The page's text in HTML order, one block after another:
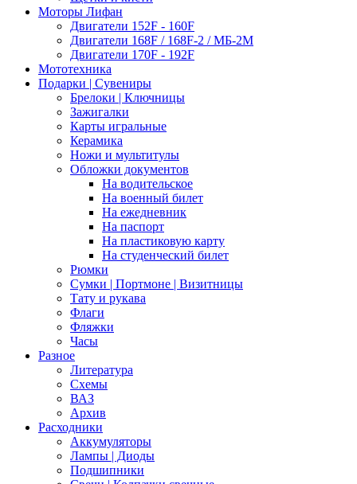
Моторы Лифан
Двигатели 152F - 160F
Двигатели 168F / 168F-2 / МБ-2М
Двигатели 170F - 192F
Мототехника
Подарки | Сувениры
Брелоки | Ключницы
Зажигалки
Карты игральные
Керамика
Ножи и мультитулы
Обложки документов
На водительское
На военный билет
На ежедневник
На паспорт
На пластиковую карту
На студенческий билет
Рюмки
Сумки | Портмоне | Визитницы
Тату и рукава
Флаги
Фляжки
Часы
Разное
Литература
Схемы
ВАЗ
Архив
Расходники
Аккумуляторы
Лампы | Диоды
Подшипники